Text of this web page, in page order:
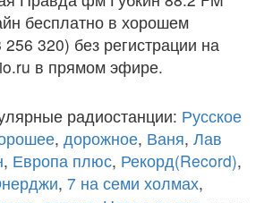
бесплатно в хорошем
256 320) без регистрации на
в прямом эфире.
радиостанции: Русское
, дорожное, Ваня, Лав
, Европа плюс, Рекорд(Record),
, 7 на семи холмах,